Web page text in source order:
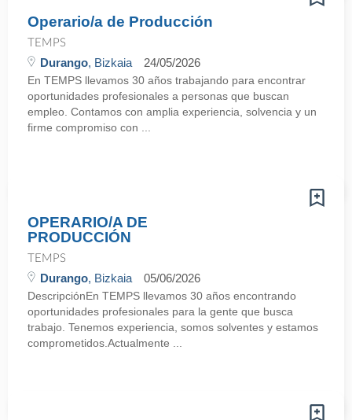
Operario/a de Producción
TEMPS
Durango, Bizkaia 24/05/2026
En TEMPS llevamos 30 años trabajando para encontrar
oportunidades profesionales a personas que buscan
empleo. Contamos con amplia experiencia, solvencia y un
firme compromiso con ...
OPERARIO/A DE
PRODUCCIÓN
TEMPS
Durango, Bizkaia 05/06/2026
DescripciónEn TEMPS llevamos 30 años encontrando
oportunidades profesionales para la gente que busca
trabajo. Tenemos experiencia, somos solventes y estamos
comprometidos.Actualmente ...